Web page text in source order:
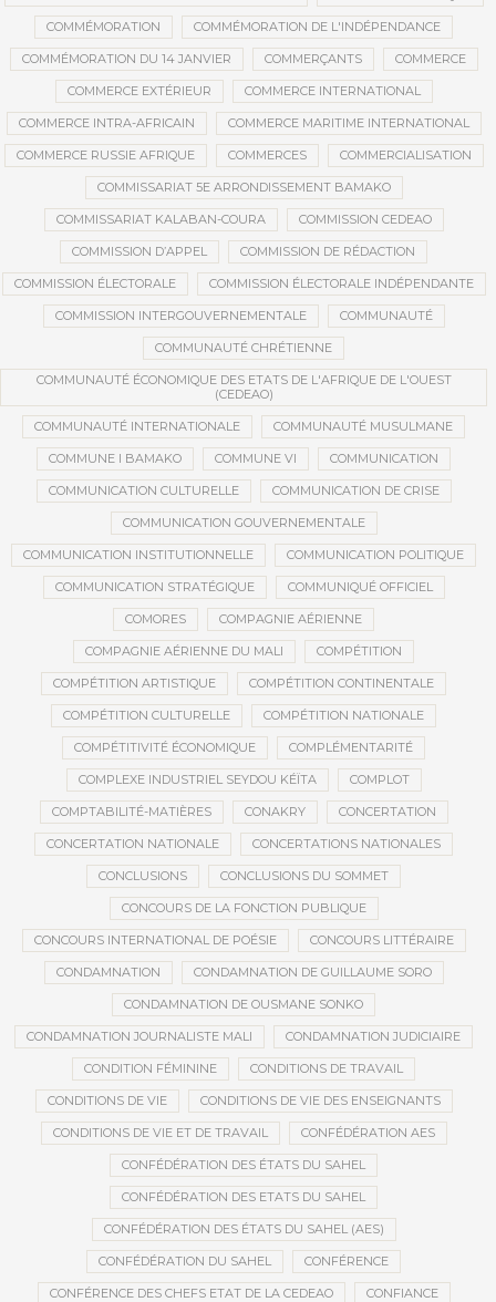
COMMÉMORATION COMMÉMORATION DE L'INDÉPENDANCE
COMMÉMORATION DU 14 JANVIER COMMERÇANTS COMMERCE
COMMERCE EXTÉRIEUR COMMERCE INTERNATIONAL
COMMERCE INTRA-AFRICAIN COMMERCE MARITIME INTERNATIONAL
COMMERCE RUSSIE AFRIQUE COMMERCES COMMERCIALISATION
COMMISSARIAT 5E ARRONDISSEMENT BAMAKO
COMMISSARIAT KALABAN-COURA COMMISSION CEDEAO
COMMISSION D’APPEL COMMISSION DE RÉDACTION
COMMISSION ÉLECTORALE COMMISSION ÉLECTORALE INDÉPENDANTE
COMMISSION INTERGOUVERNEMENTALE COMMUNAUTÉ
COMMUNAUTÉ CHRÉTIENNE
COMMUNAUTÉ ÉCONOMIQUE DES ETATS DE L'AFRIQUE DE L'OUEST
(CEDEAO)
COMMUNAUTÉ INTERNATIONALE COMMUNAUTÉ MUSULMANE
COMMUNE I BAMAKO COMMUNE VI COMMUNICATION
COMMUNICATION CULTURELLE COMMUNICATION DE CRISE
COMMUNICATION GOUVERNEMENTALE
COMMUNICATION INSTITUTIONNELLE COMMUNICATION POLITIQUE
COMMUNICATION STRATÉGIQUE COMMUNIQUÉ OFFICIEL
COMORES COMPAGNIE AÉRIENNE
COMPAGNIE AÉRIENNE DU MALI COMPÉTITION
COMPÉTITION ARTISTIQUE COMPÉTITION CONTINENTALE
COMPÉTITION CULTURELLE COMPÉTITION NATIONALE
COMPÉTITIVITÉ ÉCONOMIQUE COMPLÉMENTARITÉ
COMPLEXE INDUSTRIEL SEYDOU KÉÏTA COMPLOT
COMPTABILITÉ-MATIÈRES CONAKRY CONCERTATION
CONCERTATION NATIONALE CONCERTATIONS NATIONALES
CONCLUSIONS CONCLUSIONS DU SOMMET
CONCOURS DE LA FONCTION PUBLIQUE
CONCOURS INTERNATIONAL DE POÉSIE CONCOURS LITTÉRAIRE
CONDAMNATION CONDAMNATION DE GUILLAUME SORO
CONDAMNATION DE OUSMANE SONKO
CONDAMNATION JOURNALISTE MALI CONDAMNATION JUDICIAIRE
CONDITION FÉMININE CONDITIONS DE TRAVAIL
CONDITIONS DE VIE CONDITIONS DE VIE DES ENSEIGNANTS
CONDITIONS DE VIE ET DE TRAVAIL CONFÉDÉRATION AES
CONFÉDÉRATION DES ÉTATS DU SAHEL
CONFÉDÉRATION DES ETATS DU SAHEL
CONFÉDÉRATION DES ÉTATS DU SAHEL (AES)
CONFÉDÉRATION DU SAHEL CONFÉRENCE
CONFÉRENCE DES CHEFS ETAT DE LA CEDEAO CONFIANCE